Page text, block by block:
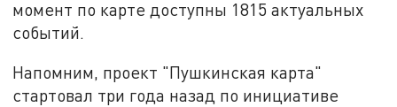
момент по карте доступны 1815 актуальных
событий.
Напомним, проект "Пушкинская карта"
стартовал три года назад по инициативе